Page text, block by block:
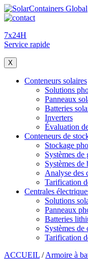
7x24H
Service rapide
X
Conteneurs solaires
Solutions
Panneaux
Batteries
Inverters
Évaluation
Conteneurs de
Stockage
Systèmes de
Systèmes de
Analyse des
Tarification
Centrales
Solutions
Panneaux
Batteries
Systèmes
Tarification
ACCUEIL /Armoire à